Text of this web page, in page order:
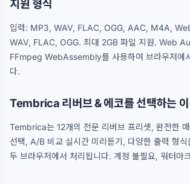
지원 형식
입력: MP3, WAV, FLAC, OGG, AAC, M4A,
WAV, FLAC, OGG. 최대 2GB 파일 지원. Web
FFmpeg WebAssembly를 사용하여 브라우저에
다.
Tembrica 리버브 & 에코를 선택하는
Tembrica는 12개의 전문 리버브 프리셋, 완전한
선택, A/B 비교 실시간 미리듣기, 다양한 출력 형
두 브라우저에서 처리됩니다. 계정 불필요, 워터마